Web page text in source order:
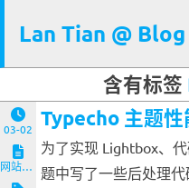
Lan Tian @ Blog
含有标签
03-02
网站与服务端
Typecho 主题
为了实现 Lightbox、
题中写了一些后处理